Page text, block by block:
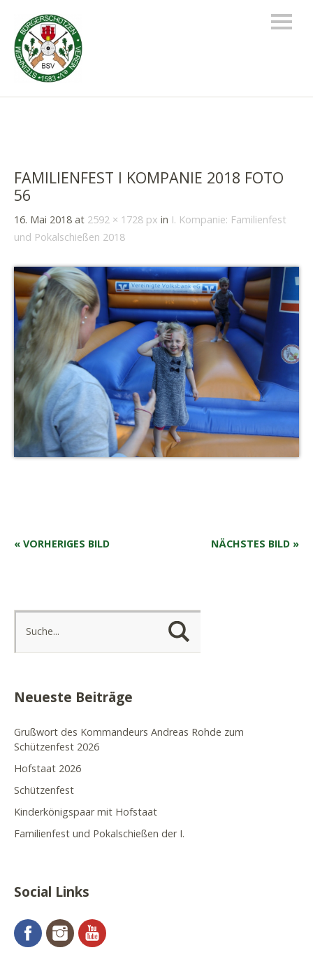
FAMILIENFEST I KOMPANIE 2018 FOTO
56
16. Mai 2018 at 2592 × 1728 px in I. Kompanie: Familienfest
und Pokalschießen 2018
« VORHERIGES BILD NÄCHSTES BILD »
Neueste Beiträge
Grußwort des Kommandeurs Andreas Rohde zum
Schützenfest 2026
Hofstaat 2026
Schützenfest
Kinderkönigspaar mit Hofstaat
Familienfest und Pokalschießen der I.
Social Links
FacebookInstagram